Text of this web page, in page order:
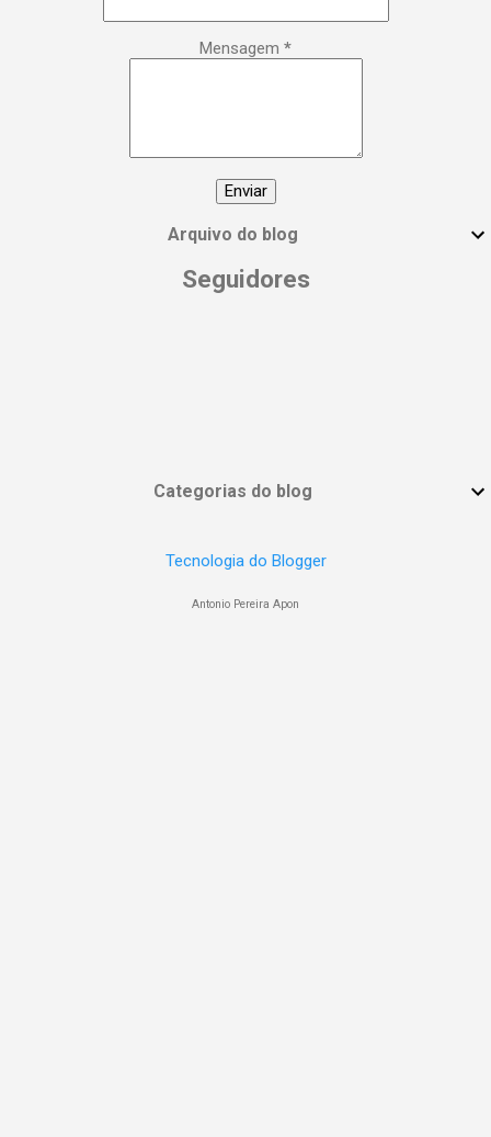
poderosa, empoderada, transformadora e,
acima de tudo, extraordinária. Esse é o seu
#DiaInternacionalDaMulher
#EmpoderamentoFeminino
#MulheresPoderosas #VocêÉUmaDeusa
Mensagem *
Arquivo do blog
Seguidores
Categorias do blog
Tecnologia do Blogger
Antonio Pereira Apon